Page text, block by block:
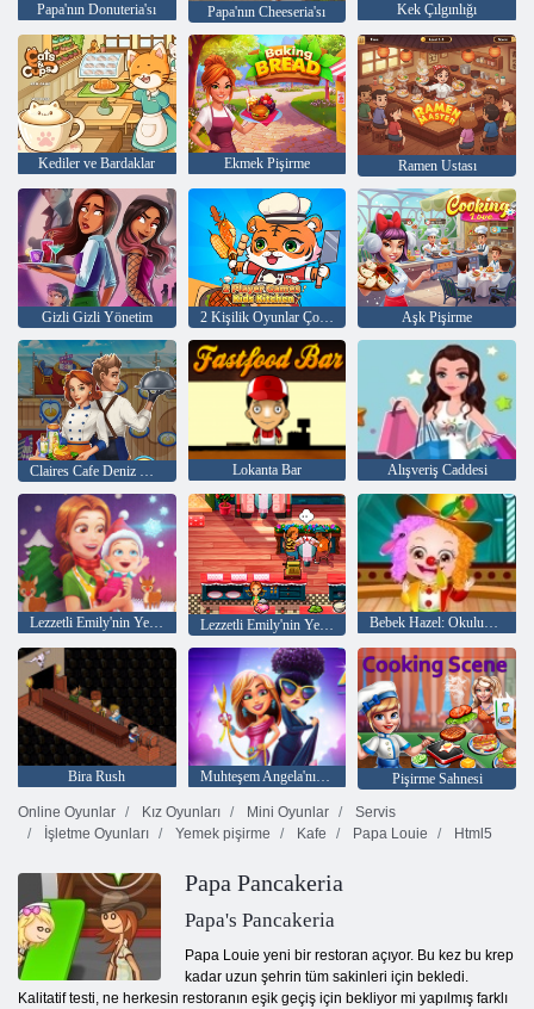
Papa'nın Donuteria'sı Papa'nın Cheeseria'sı Kek Çılgınlığı
Kediler ve Bardaklar Ekmek Pişirme Ramen Ustası
Gizli Gizli Yönetim 2 Kişilik Oyunlar Çocuk Mutfağı Aşk Pişirme
Claires Cafe Deniz Macerası Lokanta Bar Alışveriş Caddesi
Lezzetli Emily'nin Yeni Başlayacak Noel Sürümü Lezzetli Emily'nin Yeni Başlangıç ​​Sevgililer Günü Bebek Hazel: Okulun Yıllık günü
Bira Rush Muhteşem Angela'nın Moda Ateşi
Pişirme Sahnesi
Online Oyunlar
Kız Oyunları Mini Oyunlar
Servis
İşletme Oyunları
Yemek pişirme Kafe Papa Louie Html5
Papa Pancakeria
Papa's Pancakeria
Papa Louie yeni bir restoran açıyor. Bu kez bu krep
kadar uzun şehrin tüm sakinleri için bekledi.
Kalitatif testi, ne herkesin restoranın eşik geçiş için bekliyor mi yapılmış farklı